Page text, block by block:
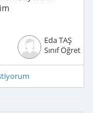
Eda TAŞ
Sınıf